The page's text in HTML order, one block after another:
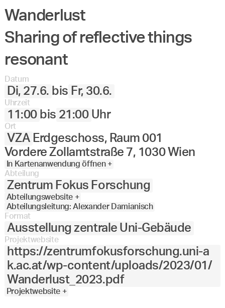
27. 28. 29. 30.Juni
2023
Wanderlust
Sharing of reflective things
resonant
Datum
Di, 27.6. bis Fr, 30.6.
Uhrzeit
11:00 bis 21:00 Uhr
Ort
VZA Erdgeschoss, Raum 001
Vordere Zollamtstraße 7, 1030 Wien
In Kartenanwendung öffnen +
Abteilung
Zentrum Fokus Forschung
Abteilungswebsite +
Abteilungsleitung: Alexander Damianisch
Format
Ausstellung zentrale Uni-Gebäude
Projektwebsite
https://zentrumfokusforschung.uni-a
k.ac.at/wp-content/uploads/2023/01/
Wanderlust_2023.pdf
Projektwebsite +